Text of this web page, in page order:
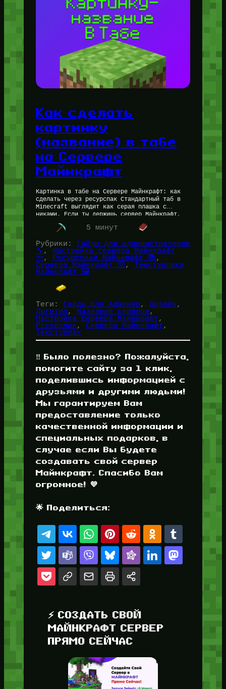
Как сделать
картинку
(название) в табе
на Сервере
Майнкрафт
Картинка в табе на Сервере Майнкрафт: как
сделать через ресурспак Стандартный таб в
Minecraft выглядит как серая плашка с
никами. Если ты держишь сервер Майнкрафт,
хочешь впихнуть туда логотип, баннер…
5 минут
Рубрики: Гайды для администраторов
🔧 , Настройка сервера Майнкрафт
🔦, Ресурспаки Майнкрафт 📚
Сервера Майнкрафт 🛜, Текстурпаки
Майнкрафт 🖼️
Теги: Гайды для Админов, Дизайн
Логотип, Название сервера
Настройка Сервера Майнкрафт
Ресурспак, Сервера Майнкрафт
Текстурпак
‼️ Было полезно? Пожалуйста,
помогите сайту за 1 клик,
поделившись информацией с
друзьями и другими людьми!
Мы гарантируем Вам
предоставление только
качественной информации и
специальных подарков, в
случае если Вы будете
создавать свой сервер
Майнкрафт. Спасибо Вам
огромное! 💜
🌟 Поделиться:
⚡ СОЗДАТЬ СВОЙ
МАЙНКРАФТ СЕРВЕР
ПРЯМО СЕЙЧАС